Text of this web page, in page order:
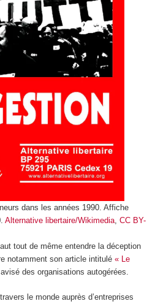
dans les années 1990. Affiche
Alternative libertaire/Wikimedia, CC BY-
tout de même entendre la déception
notamment son article intitulé « Le
des organisations autogérées.
le monde auprès d’entreprises